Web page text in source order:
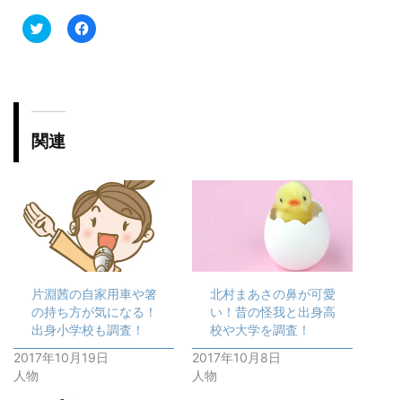
ク
リ
t
t
e
(
新
し
い
ド
ウ
で
開
き
ま
す
F
a
は
ク
リ
ッ
ク
し
て
く
さ
い
(
新
し
い
ウ
関連
片淵茜の自家用車や箸
の持ち方が気になる！
出身小学校も調査！
2017年10月19日
人物
北村まあさの鼻が可愛
い！昔の怪我と出身高
校や大学を調査！
2017年10月8日
人物